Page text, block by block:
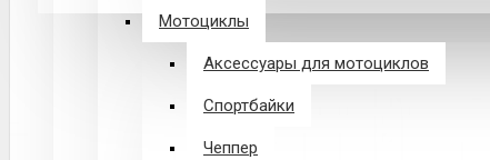
Мотоциклы
Аксессуары для мотоциклов
Спортбайки
Чеппер